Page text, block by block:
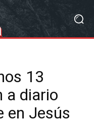
13
a diario
en Jesús